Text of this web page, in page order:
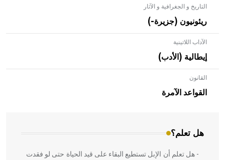
التاريخ و الجغرافية و الآثار
ريئونيون (جزيرة-)
الآداب اللاتينية
إيطالية (الأدب)
القانون
القواعد الآمرة
هل تعلم؟
- هل تعلم أن الأبلق نوع من الفنون الهندسية التي ارتبطت
بالعمارة الإسلامية في بلاد الشام ومصر خاصة، حيث يحرص
المعمار على بناء مداميكه وخاصة في الواجهات
- هل تعلم أن الإبل تستطيع البقاء على قيد الحياة حتى لو فقدت